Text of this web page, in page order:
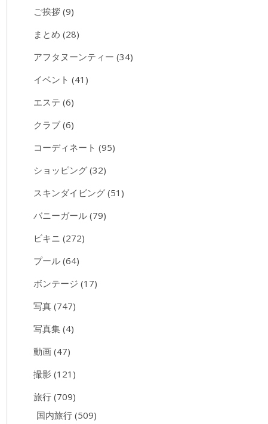
ご挨拶 (9)
まとめ (28)
アフタヌーンティー (34)
イベント (41)
エステ (6)
クラブ (6)
コーディネート (95)
ショッピング (32)
スキンダイビング (51)
バニーガール (79)
ビキニ (272)
プール (64)
ボンテージ (17)
写真 (747)
写真集 (4)
動画 (47)
撮影 (121)
旅行 (709)
国内旅行 (509)